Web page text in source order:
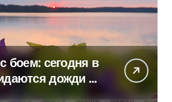
боем: сегодня в
дожди и